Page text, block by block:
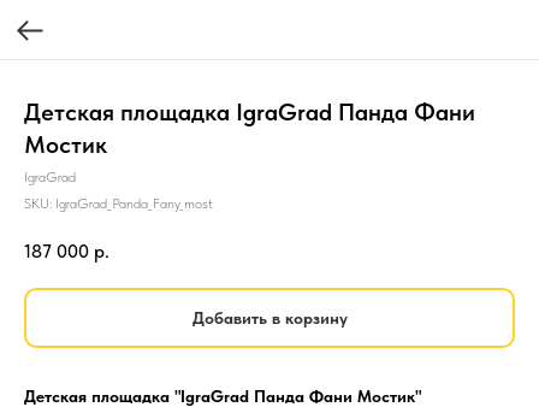
Детская площадка IgraGrad Панда Фани
Мостик
IgraGrad
SKU: IgraGrad_Panda_Fany_most
187 000 р.
Добавить в корзину
Детская площадка "IgraGrad Панда Фани Мостик"